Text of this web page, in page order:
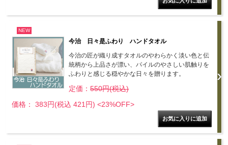
NEW
今治 日々是ふわり ハンドタオル
今治の匠が織り成すタオルのやわらかく淡い色と伝
統柄から上品さが漂い、パイルのやさしい肌触りを
ふわりと感じる穏やかな日々を贈ります。
定価： 550円(税込)
価格： 383円(税込 421円) <23%OFF>